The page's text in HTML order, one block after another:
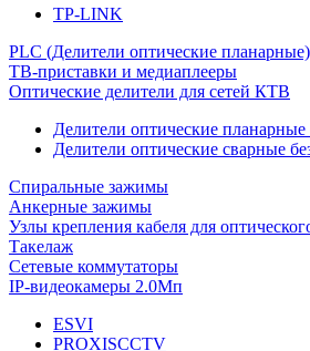
TP-LINK
PLC (Делители оптические планарные)
ТВ-приставки и медиаплееры
Оптические делители для сетей КТВ
Делители оптические планарные
Делители оптические сварные
Спиральные зажимы
Анкерные зажимы
Узлы крепления кабеля для
Такелаж
Сетевые коммутаторы
IP-видеокамеры 2.0Мп
ESVI
PROXISCCTV